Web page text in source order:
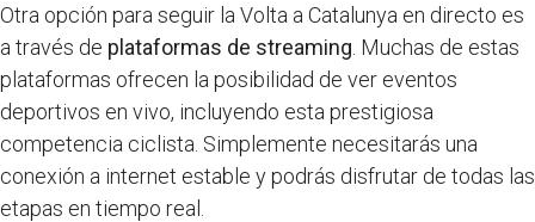
Otra opción para seguir la Volta a Catalunya en directo es
a través de plataformas de streaming . Muchas de estas
plataformas ofrecen la posibilidad de ver eventos
deportivos en vivo, incluyendo esta prestigiosa
competencia ciclista. Simplemente necesitarás una
conexión a internet estable y podrás disfrutar de todas las
etapas en tiempo real.